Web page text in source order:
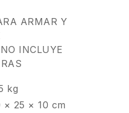
ARMAR Y
INCLUYE
kg
× 25 × 10 cm